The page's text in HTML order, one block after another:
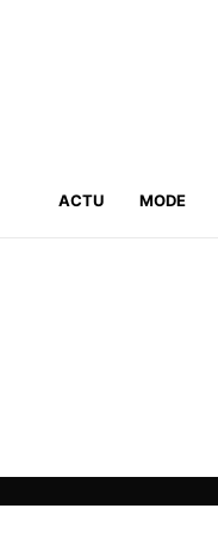
ACTU MODE